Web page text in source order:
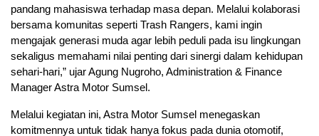
pandang mahasiswa terhadap masa depan. Melalui kolaborasi
bersama komunitas seperti Trash Rangers, kami ingin
mengajak generasi muda agar lebih peduli pada isu lingkungan
sekaligus memahami nilai penting dari sinergi dalam kehidupan
sehari-hari,” ujar Agung Nugroho, Administration & Finance
Manager Astra Motor Sumsel.
Melalui kegiatan ini, Astra Motor Sumsel menegaskan
komitmennya untuk tidak hanya fokus pada dunia otomotif,